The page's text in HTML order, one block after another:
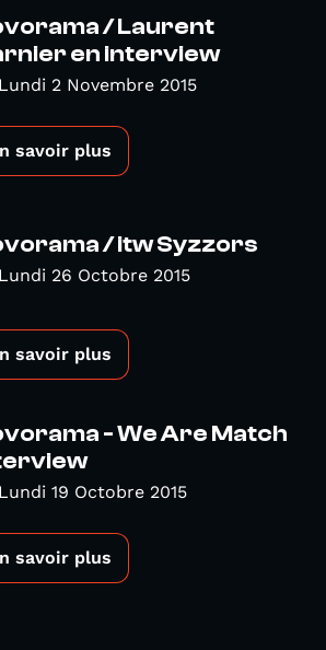
/ Laurent
en interview
Lundi 2 Novembre 2015
savoir plus
/ itw Syzzors
Lundi 26 Octobre 2015
savoir plus
- We Are Match
Lundi 19 Octobre 2015
savoir plus